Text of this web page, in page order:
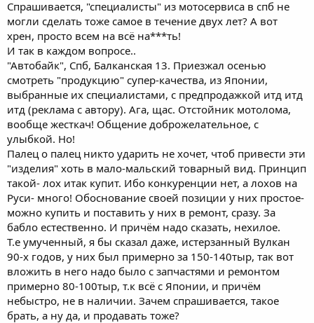
Спрашивается, "специалисты" из мотосервиса в спб не
могли сделать тоже самое в течение двух лет? А вот
хрен, просто всем на всё на***ть!
И так в каждом вопросе..
"Автобайк", Спб, Балканская 13. Приезжал осенью
смотреть "продукцию" супер-качества, из Японии,
выбранные их специалистами, с предпродажкой итд итд
итд (реклама с автору). Ага, щас. Отстойник мотолома,
вообще жесткач! Общение доброжелательное, с
улыбкой. Но!
Палец о палец никто ударить не хочет, чтоб привести эти
"изделия" хоть в мало-мальский товарный вид. Принцип
такой- лох итак купит. Ибо конкуренции нет, а лохов на
Руси- много! Обоснование своей позиции у них простое-
можно купить и поставить у них в ремонт, сразу. За
бабло естественно. И причём надо сказать, нехилое.
Т.е умученный, я бы сказал даже, истерзанный Вулкан
90-х годов, у них был примерно за 150-140тыр, так вот
вложить в него надо было с запчастями и ремонтом
примерно 80-100тыр, т.к всё с Японии, и причём
небыстро, не в наличии. Зачем спрашивается, такое
брать, а ну да, и продавать тоже?